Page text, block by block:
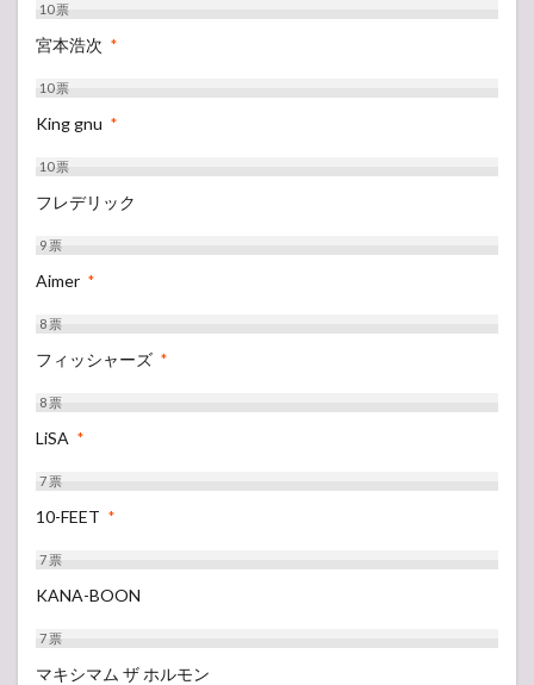
10票
宮本浩次 *
10票
King gnu *
10票
フレデリック
9票
Aimer *
8票
フィッシャーズ *
8票
LiSA *
7票
10-FEET *
7票
KANA-BOON
7票
マキシマム ザ ホルモン